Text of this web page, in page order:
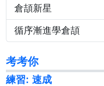
倉頡新星
循序漸進學倉頡
考考你
練習: 速成